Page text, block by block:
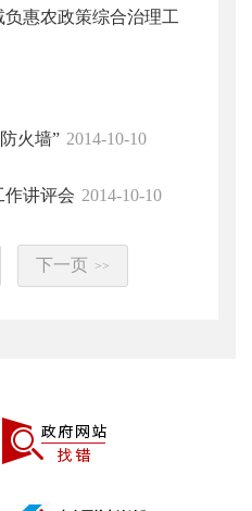
惠农政策综合治理工
火墙” 2014-10-10
作讲评会 2014-10-10
下一页 >>